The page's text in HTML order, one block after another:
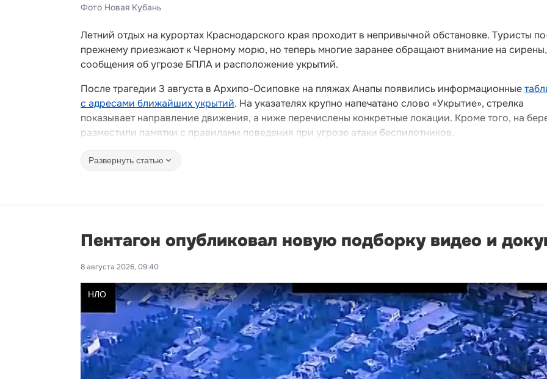
Фото Новая Кубань
Летний отдых на курортах Краснодарского края проходит в непривычной обстановке. Туристы
прежнему приезжают к Черному морю, но теперь многие заранее обращают внимание на сирены,
сообщения об угрозе БПЛА и расположение укрытий.
После трагедии 3 августа в Архипо-Осиповке на пляжах Анапы появились информационные
с адресами ближайших укрытий. На указателях крупно напечатано слово «Укрытие», стрелка
показывает направление движения, а ниже перечислены конкретные локации. Кроме того, на
разместили памятки с правилами поведения при угрозе атаки беспилотников.
Развернуть статью
Пентагон опубликовал новую подборку видео и
8 августа 2026, 09:40